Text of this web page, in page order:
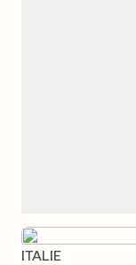
ITALIE